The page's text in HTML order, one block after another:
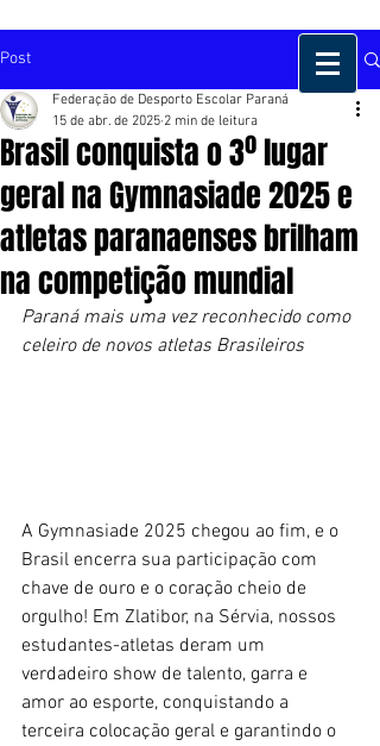
Post
Brasil conquista o 3º lugar
geral na Gymnasiade 2025 e
atletas paranaenses brilham
na competição mundial
Federação de Desporto Escolar Paraná
15 de abr. de 2025 2 min de leitura
Paraná mais uma vez reconhecido como
celeiro de novos atletas Brasileiros
A Gymnasiade 2025 chegou ao fim, e o
Brasil encerra sua participação com
chave de ouro e o coração cheio de
orgulho! Em Zlatibor, na Sérvia, nossos
estudantes-atletas deram um
verdadeiro show de talento, garra e
amor ao esporte, conquistando a
terceira colocação geral e garantindo o